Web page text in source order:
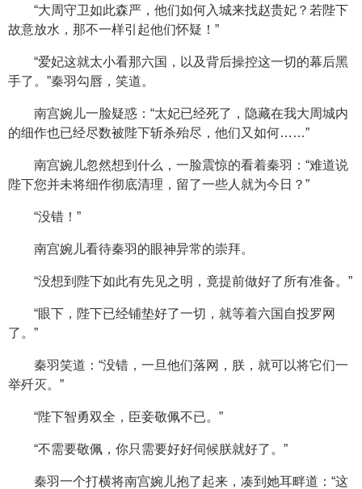
“大周守卫如此森严，他们如何入城来找赵贵妃？若陛下
故意放水，那不一样引起他们怀疑！”
“爱妃这就太小看那六国，以及背后操控这一切的幕后黑
手了。”秦羽勾唇，笑道。
南宫婉儿一脸疑惑：“太妃已经死了，隐藏在我大周城内
的细作也已经尽数被陛下斩杀殆尽，他们又如何……”
南宫婉儿忽然想到什么，一脸震惊的看着秦羽：“难道说
陛下您并未将细作彻底清理，留了一些人就为今日？”
“没错！”
南宫婉儿看待秦羽的眼神异常的崇拜。
“没想到陛下如此有先见之明，竟提前做好了所有准备。”
“眼下，陛下已经铺垫好了一切，就等着六国自投罗网
了。”
秦羽笑道：“没错，一旦他们落网，朕，就可以将它们一
举歼灭。”
“陛下智勇双全，臣妾敬佩不已。”
“不需要敬佩，你只需要好好伺候朕就好了。”
秦羽一个打横将南宫婉儿抱了起来，凑到她耳畔道：“这